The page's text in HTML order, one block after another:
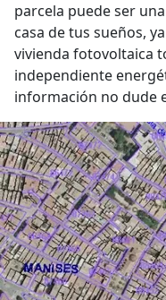
parcela puede ser
casa de tus sueños,
vivienda fotovoltaica
independiente
información no dude